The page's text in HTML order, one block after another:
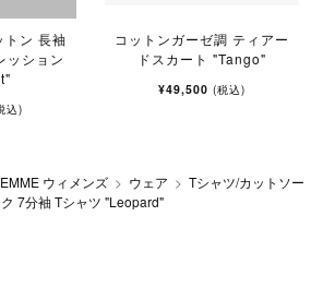
トン 長袖
ッション
込)
コットンガーゼ調 ティアー
ドスカート "Tango"
¥49,500 (税込)
ウィメンズ ウェア
Tシャツ/カットソー
7分袖 Tシャツ "Leopard"